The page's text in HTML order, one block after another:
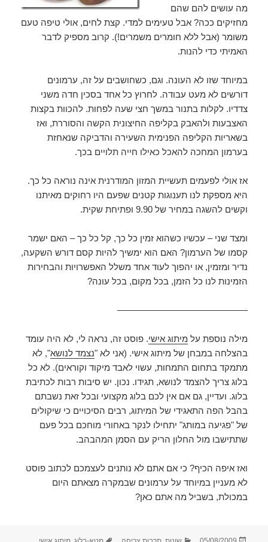
מה עושים להם שהם
מחזיקים ככה? אבל טעימים למדי. קצת לחים, אולי טיפה טעם
משומר (אבל ללא חומרים משמרים!). קרוב מספיק לדבר
האמיתי כדי להנות.
במיוחד שזו לא העונה. וגם, כשחושבים על זה, ערמונים
דורשים לא מעט עבודה. לחרוץ כל אחד בסכין חדה משני
צדדיו. לקלות בתנור במשך חצי שעה לפחות. להכוות בקצות
האצבעות ולהאבק בקליפה החיצונית הקשה והסוררת, ואז
בשאריות הקליפה הפנימית השעירה והדביקה שנאחזת
בערמון המחכה להאכל כאילו חייה תלויים בכך.
אז אולי לפעמים תעשיית המזון המודרנית אינה נוראה כל כך.
היא מספקת לנו תענוגות קטנים שפעם היו רחוקים מאיתנו
וקשים להשגה במחיר של 9.90 ופתיחת שקית.
ומצד שני – עכשיו כשהוא זמין כל כך, קל כל כך – האם ישמר
קסמו של הערמון? האם הוא ימשיך להיות קסם דורש השקעה,
נדיר ומזמין, או יהפוך לעוד אחד משלל האפשרויות והבחירות
הזמינות לנו כל הזמן, בכל מקום, בכל עונה?
——————————————–
מילה נוספת על מיתוג אישי. פוסט זה, נראה לי, לא היה עומד
בהצלחה במבחן של מיתוג אישי. (אני לא "נצמד לנושא", לא
מתמקד בתחום התמחות, עשוי לאבד מיקוד וקוראים). לא כל
בלוג צריך להצמד לנושא, תגידו. נכון. יש סיבות רבות לכתיבת
בלוג. ועדיין, גם אם אין לכם בלוג מקצועי ובכל זאת נשבתם
בהבל הפה התאגידי של המיתוג, רבים הסיכויים כי שיקולים
של "פגיעה במותג" יתחילו לנקר באחורי מוחכם בכל פעם
שתתישבו מול החלון הריק עם הסמן המהבהב.
ואז איפה הכיף? כי אם אתם לא נותנים לעצמכם לכתוב פוסט
לא מעניין במיוחד על ערמונים שבמקרה מצאתם היום
במכולת, בשביל מה אתם כאן?
פורסם קטגוריות תגיות